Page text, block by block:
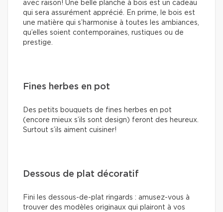
avec raison! Une belle planche à bois est un cadeau
qui sera assurément apprécié. En prime, le bois est
une matière qui s’harmonise à toutes les ambiances,
qu’elles soient contemporaines, rustiques ou de
prestige.
Fines herbes en pot
Des petits bouquets de fines herbes en pot
(encore mieux s’ils sont design) feront des heureux.
Surtout s’ils aiment cuisiner!
Dessous de plat décoratif
Fini les dessous-de-plat ringards : amusez-vous à
trouver des modèles originaux qui plairont à vos